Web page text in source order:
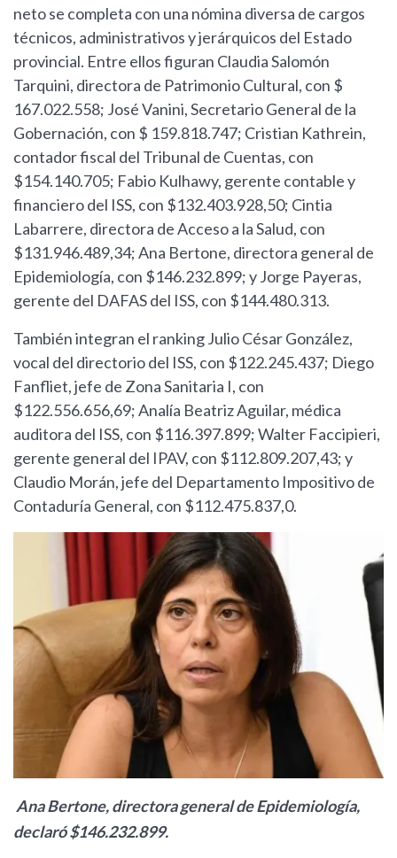
neto se completa con una nómina diversa de cargos
técnicos, administrativos y jerárquicos del Estado
provincial. Entre ellos figuran Claudia Salomón
Tarquini, directora de Patrimonio Cultural, con $
167.022.558; José Vanini, Secretario General de la
Gobernación, con $ 159.818.747; Cristian Kathrein,
contador fiscal del Tribunal de Cuentas, con
$154.140.705; Fabio Kulhawy, gerente contable y
financiero del ISS, con $132.403.928,50; Cintia
Labarrere, directora de Acceso a la Salud, con
$131.946.489,34; Ana Bertone, directora general de
Epidemiología, con $146.232.899; y Jorge Payeras,
gerente del DAFAS del ISS, con $144.480.313.
También integran el ranking Julio César González,
vocal del directorio del ISS, con $122.245.437; Diego
Fanfliet, jefe de Zona Sanitaria I, con
$122.556.656,69; Analía Beatriz Aguilar, médica
auditora del ISS, con $116.397.899; Walter Faccipieri,
gerente general del IPAV, con $112.809.207,43; y
Claudio Morán, jefe del Departamento Impositivo de
Contaduría General, con $112.475.837,0.
Ana Bertone, directora general de Epidemiología,
declaró $146.232.899.